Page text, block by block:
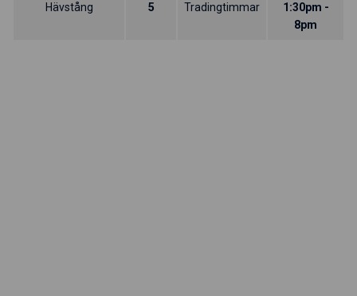
Hävstång 5 Tradingtimmar
1:30pm -
8pm